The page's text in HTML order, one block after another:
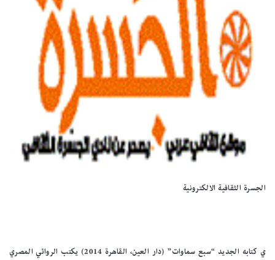
الجسرة الثقافية الالكترونية
ي كتابه الجديد “سبع سماوات” (دار العين، القاهرة 2014) يكتب الروائي المصري